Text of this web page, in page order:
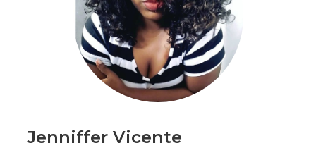
Jenniffer Vicente